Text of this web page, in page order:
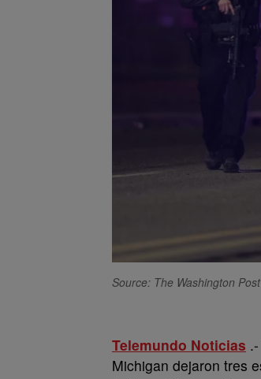
Source: The Washington
Telemundo Noticias
Michigan dejaron tres